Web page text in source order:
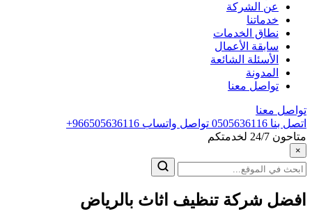
عن الشركة
خدماتنا
نطاق الخدمات
سابقة الأعمال
الأسئلة الشائعة
المدونة
تواصل معنا
تواصل معنا
اتصل بنا 0505636116 تواصل واتساب +966505636116
متاحون 24/7 لخدمتكم
×
البحث
عن:
افضل شركة تنظيف اثاث بالرياض